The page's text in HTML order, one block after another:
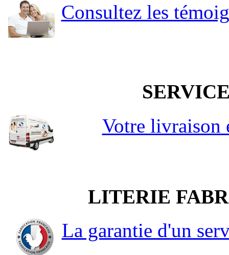
Consultez les
Votre livraison
LITERIE
La garantie d'un